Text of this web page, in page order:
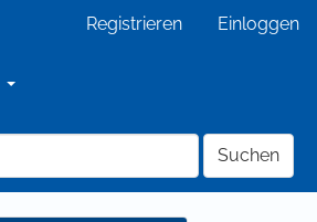
Registrieren Einloggen
Suchen